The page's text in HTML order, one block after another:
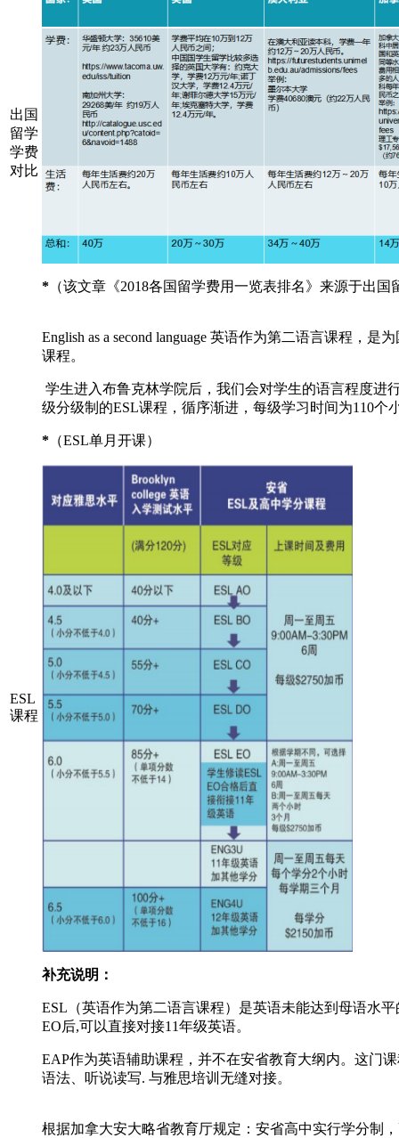
出国
留学
学费
对比
* （该文章《2018各国留学费用一览表排名》来源于出国
ESL
课程
English as a second language 英语作为第二语言课程，
课程。
学生进入布鲁克林学院后，我们会对学生的语言程度进
级分级制的ESL课程，循序渐进，每级学习时间为110个
* （ESL单月开课）
补充说明：
ESL（英语作为第二语言课程）是英语未能达到母语水
EO后,可以直接对接11年级英语。
EAP作为英语辅助课程，并不在安省教育大纲内。这门
语法、听说读写. 与雅思培训无缝对接。
根据加拿大安大略省教育厅规定：安省高中实行学分制